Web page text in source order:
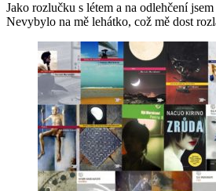
Jako rozlučku s létem a na odlehčení
Nevybylo na mě lehátko, což mě dost